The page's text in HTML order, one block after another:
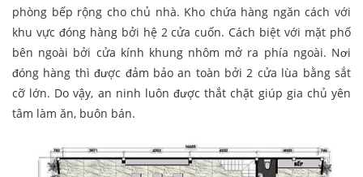
phòng bếp rộng cho chủ nhà. Kho chứa hàng ngăn cách với
khu vực đóng hàng bởi hệ 2 cửa cuốn. Cách biệt với mặt phố
bên ngoài bởi cửa kính khung nhôm mở ra phía ngoài. Nơi
đóng hàng thì được đảm bảo an toàn bởi 2 cửa lùa bằng sắt
cỡ lớn. Do vậy, an ninh luôn được thắt chặt giúp gia chủ yên
tâm làm ăn, buôn bán.